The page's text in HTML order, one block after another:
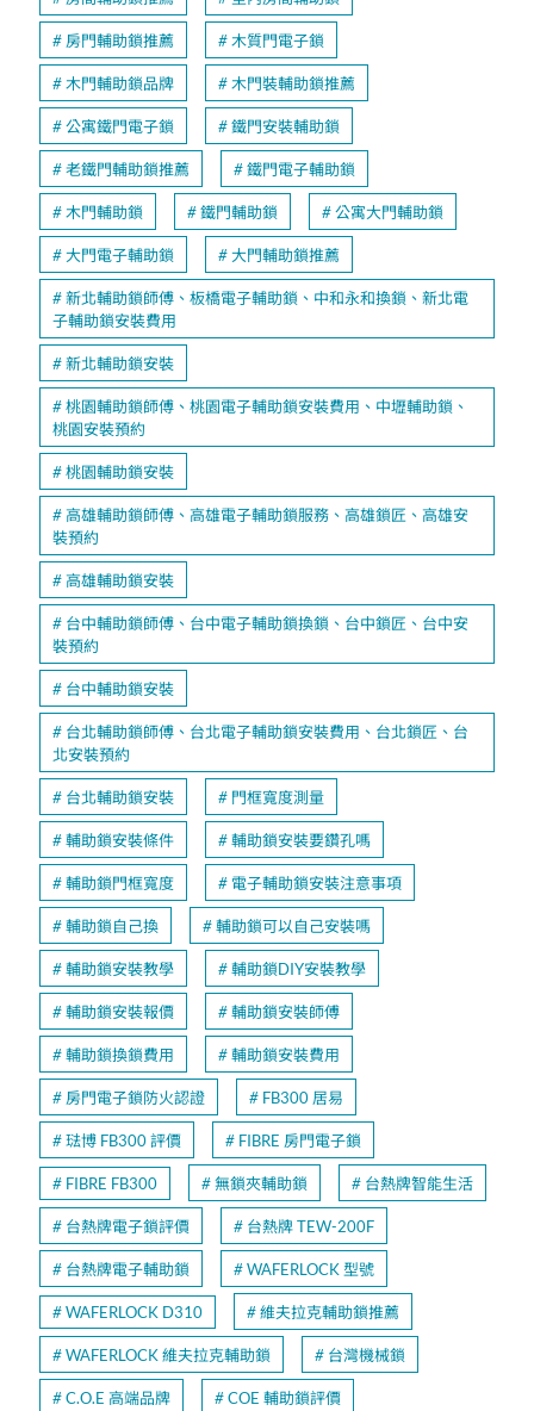
房門輔助鎖推薦 木質門電子鎖
木門輔助鎖品牌 木門裝輔助鎖推薦
公寓鐵門電子鎖 鐵門安裝輔助鎖
老鐵門輔助鎖推薦 鐵門電子輔助鎖
木門輔助鎖 鐵門輔助鎖 公寓大門輔助鎖
大門電子輔助鎖 大門輔助鎖推薦
新北輔助鎖師傅、板橋電子輔助鎖、中和永和換鎖、新北電
子輔助鎖安裝費用
新北輔助鎖安裝
桃園輔助鎖師傅、桃園電子輔助鎖安裝費用、中壢輔助鎖、
桃園安裝預約
桃園輔助鎖安裝
高雄輔助鎖師傅、高雄電子輔助鎖服務、高雄鎖匠、高雄安
裝預約
高雄輔助鎖安裝
台中輔助鎖師傅、台中電子輔助鎖換鎖、台中鎖匠、台中安
裝預約
台中輔助鎖安裝
台北輔助鎖師傅、台北電子輔助鎖安裝費用、台北鎖匠、台
北安裝預約
台北輔助鎖安裝 門框寬度測量
輔助鎖安裝條件 輔助鎖安裝要鑽孔嗎
輔助鎖門框寬度 電子輔助鎖安裝注意事項
輔助鎖自己換 輔助鎖可以自己安裝嗎
輔助鎖安裝教學 輔助鎖DIY安裝教學
輔助鎖安裝報價 輔助鎖安裝師傅
輔助鎖換鎖費用 輔助鎖安裝費用
房門電子鎖防火認證 FB300 居易
琺博 FB300 評價 FIBRE 房門電子鎖
FIBRE FB300 無鎖夾輔助鎖 台熱牌智能生活
台熱牌電子鎖評價 台熱牌 TEW-200F
台熱牌電子輔助鎖 WAFERLOCK 型號
WAFERLOCK D310 維夫拉克輔助鎖推薦
WAFERLOCK 維夫拉克輔助鎖 台灣機械鎖
C.O.E 高端品牌 COE 輔助鎖評價